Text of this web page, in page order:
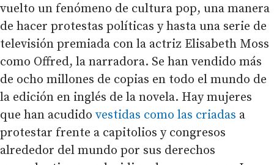
vuelto un fenómeno de cultura pop, una manera
de hacer protestas políticas y hasta una serie de
televisión premiada con la actriz Elisabeth Moss
como Offred, la narradora. Se han vendido más
de ocho millones de copias en todo el mundo de
la edición en inglés de la novela. Hay mujeres
que han acudido vestidas como las criadas a
protestar frente a capitolios y congresos
alrededor del mundo por sus derechos